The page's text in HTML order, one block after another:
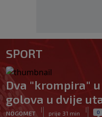
SPORT
Dva "krompira"
golova u dvije
NOGOMET
|
prije 31 min
| 0